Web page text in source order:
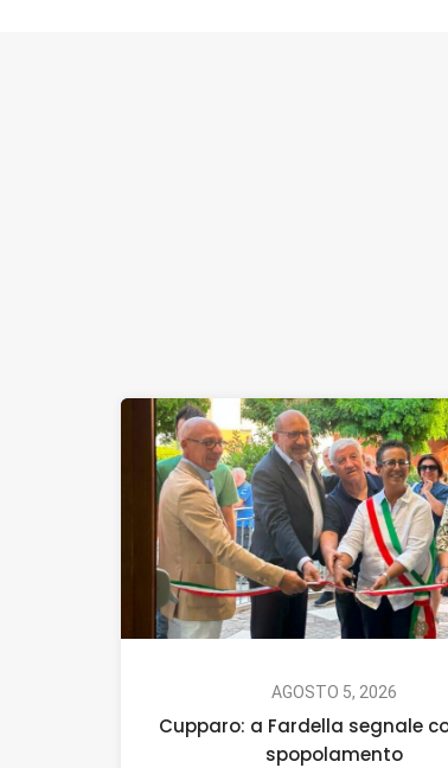
AGOSTO 5, 2026
Cupparo: a Fardella segnale
spopolamento